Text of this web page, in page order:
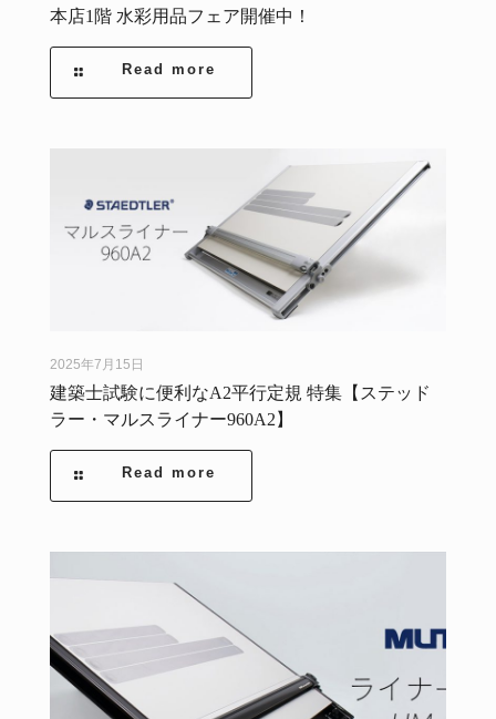
本店1階 水彩用品フェア開催中！
Read more
2025年7月15日
建築士試験に便利なA2平行定規 特集【ステッド
ラー・マルスライナー960A2】
Read more